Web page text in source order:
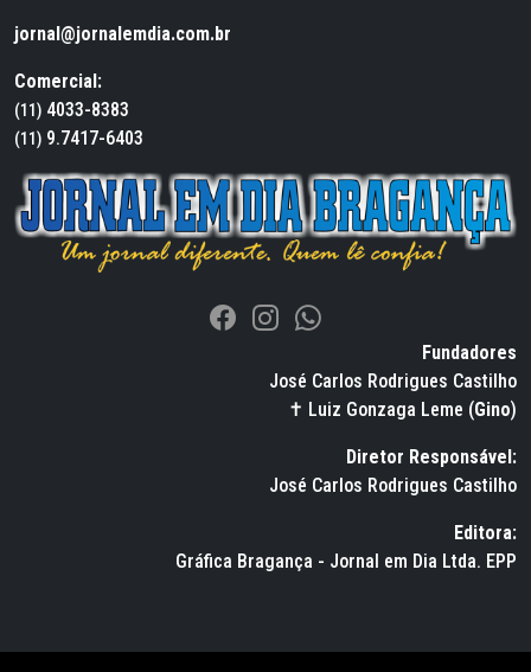
jornal@jornalemdia.com.br
Comercial:
(11) 4033-8383
(11) 9.7417-6403
Fundadores
José Carlos Rodrigues Castilho
✝ Luiz Gonzaga Leme (Gino)
Diretor Responsável:
José Carlos Rodrigues Castilho
Editora:
Gráfica Bragança - Jornal em Dia Ltda. EPP